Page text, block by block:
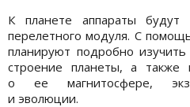
К планете аппараты
перелетного модуля. С
планируют подробно
строение планеты, а также
о ее магнитосфере,
и эволюции.